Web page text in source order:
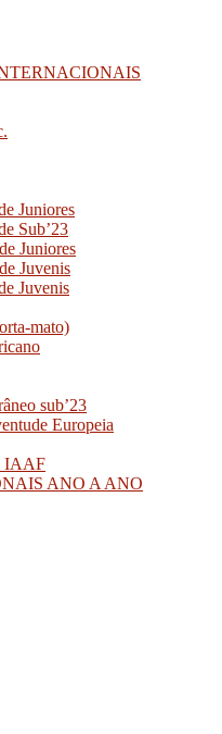
Juniores
Sub’23
Juniores
Juvenis
Juvenis
mato)
sub’23
Europeia
IAAF
ANO A ANO